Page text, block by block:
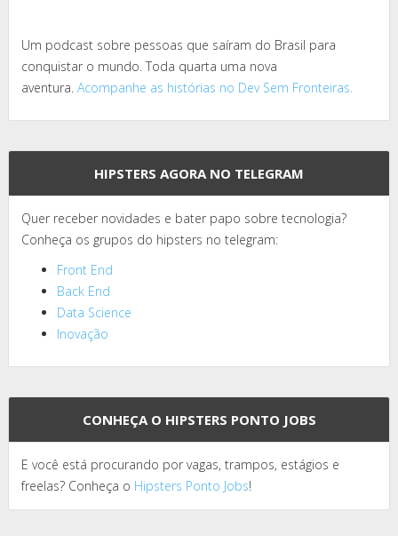
Um podcast sobre pessoas que saíram do Brasil para
conquistar o mundo. Toda quarta uma nova
aventura. Acompanhe as histórias no Dev Sem Fronteiras.
HIPSTERS AGORA NO TELEGRAM
Quer receber novidades e bater papo sobre tecnologia?
Conheça os grupos do hipsters no telegram:
Front End
Back End
Data Science
Inovação
CONHEÇA O HIPSTERS PONTO JOBS
E você está procurando por vagas, trampos, estágios e
freelas? Conheça o Hipsters Ponto Jobs!